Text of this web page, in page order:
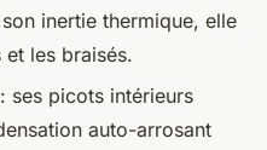
inertie thermique, elle
les braisés.
: ses picots intérieurs
auto-arrosant